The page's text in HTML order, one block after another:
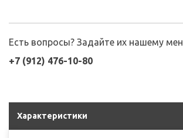
Есть вопросы? Задайте их нашему
+7 (912) 476-10-80
Характеристики